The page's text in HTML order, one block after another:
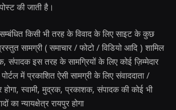
की जाती है।
किसी भी तरह के विवाद के लिए साइट के कुछ
सामग्री ( समाचार / फोटो / विडियो आदि ) शामिल
संपादक इस तरह के सामग्रियों के लिए कोई ज़िम्मेदार
में प्रकाशित ऐसी सामग्री के लिए संवाददाता /
होगा, स्वामी, मुद्रक, प्रकाशक, संपादक की कोई भी
का न्यायक्षेत्र रायपुर होगा